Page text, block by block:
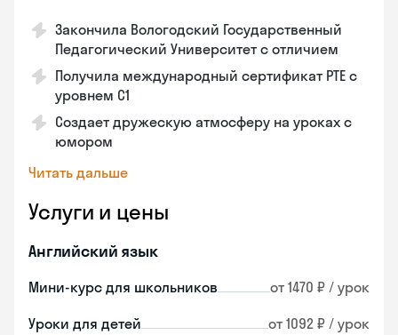
Закончила Вологодский Государственный
Педагогический Университет с отличием
Получила международный сертификат PTE с
уровнем C1
Создает дружескую атмосферу на уроках с
юмором
Читать дальше
Услуги и цены
Английский язык
Мини-курс для школьников от 1470 ₽ / урок
Уроки для детей от 1092 ₽ / урок